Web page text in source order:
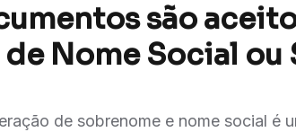
são
Nome Social ou
de sobrenome e nome social é